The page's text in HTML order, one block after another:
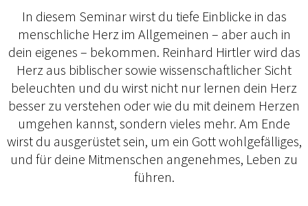
In diesem Seminar wirst du tiefe Einblicke in das
menschliche Herz im Allgemeinen – aber auch in
dein eigenes – bekommen. Reinhard Hirtler wird das
Herz aus biblischer sowie wissenschaftlicher Sicht
beleuchten und du wirst nicht nur lernen dein Herz
besser zu verstehen oder wie du mit deinem Herzen
umgehen kannst, sondern vieles mehr. Am Ende
wirst du ausgerüstet sein, um ein Gott wohlgefälliges,
und für deine Mitmenschen angenehmes, Leben zu
führen.